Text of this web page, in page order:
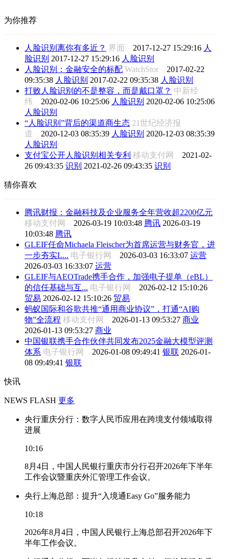
为你推荐
人脸识别离你有多近？ 界面 2017-12-27 15:29:16 人
脸识别 2017-12-27 15:29:16 人脸识别
人脸识别：金融安全的标配 WatchStor 2017-02-22
09:35:38 人脸识别 2017-02-22 09:35:38 人脸识别
打败人脸识别的不是整容，而是戴口罩？ 中新经
纬 2020-02-06 10:25:06 人脸识别 2020-02-06 10:25:06
人脸识别
“人脸识别”背后的渠道商生态 21世纪经济报
道 2020-12-03 08:35:39 人脸识别 2020-12-03 08:35:39
人脸识别
支付宝公开人脸识别相关专利 移动支付网 2021-02-
26 09:43:35 识别 2021-02-26 09:43:35 识别
猜你喜欢
腾讯财报：金融科技及企业服务全年营收超2200亿元
移动支付网 2026-03-19 10:03:48 腾讯 2026-03-19
10:03:48 腾讯
GLEIF任命Michaela Fleischer为首席运营与财务官，进
一步夯实L... 电子银行网 2026-03-03 16:33:07 运营
2026-03-03 16:33:07 运营
GLEIF与AEOTrade携手合作，加强电子提单（eBL）
的信任基础与互... 电子银行网 2026-02-12 15:10:26
贸易 2026-02-12 15:10:26 贸易
蚂蚁国际和谷歌共推“通用商业协议”，打通“AI购
物”全流程 移动支付网 2026-01-13 09:53:27 商业
2026-01-13 09:53:27 商业
中国银联携手合作伙伴共同发布2025金融大模型评测
体系 电子银行网 2026-01-08 09:49:41 银联 2026-01-
08 09:49:41 银联
快讯
NEWS FLASH 更多
央行重庆分行：数字人民币应用在跨境支付领域取得
进展
10:16
8月4日，中国人民银行重庆市分行召开2026年下半年
工作会议暨重庆外汇管理工作会议。
央行上海总部：提升“入境通Easy Go”服务能力
10:18
2026年8月4日，中国人民银行上海总部召开2026年下
半年工作会议。